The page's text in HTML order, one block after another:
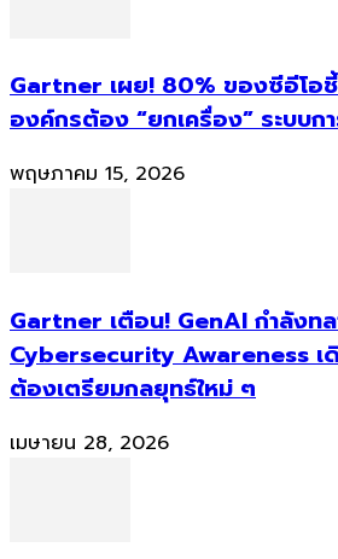
Gartner เผย! 80% ของซีอีโอ
องค์กรต้อง “ยกเครื่อง” ระบบก
พฤษภาคม 15, 2026
Gartner เตือน! GenAI กำลังทล
Cybersecurity Awareness เ
ต้องเตรียมกลยุทธ์ใหม่ ๆ
เมษายน 28, 2026